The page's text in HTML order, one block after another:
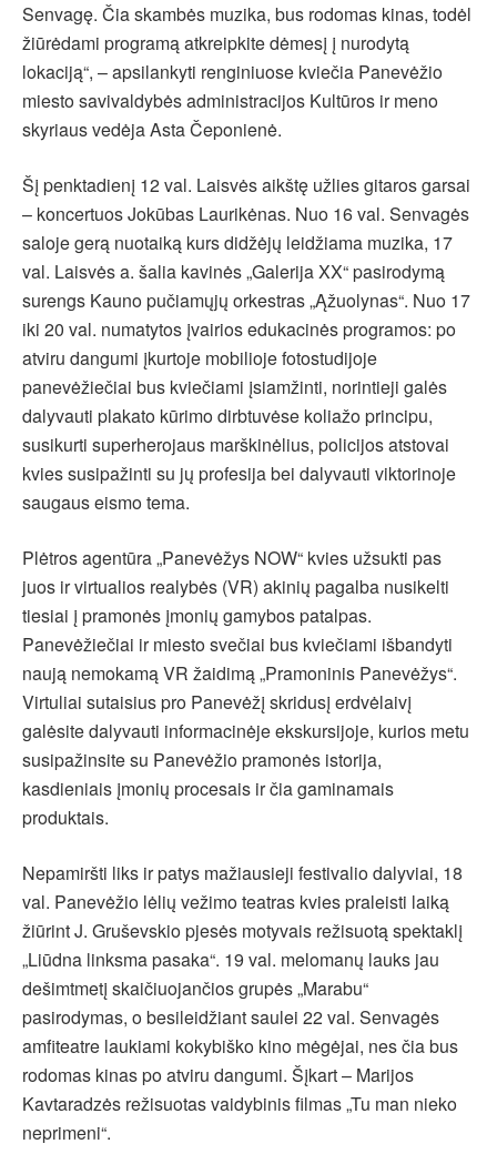
Senvagę. Čia skambės muzika, bus rodomas kinas, todėl
žiūrėdami programą atkreipkite dėmesį į nurodytą
lokaciją“, – apsilankyti renginiuose kviečia Panevėžio
miesto savivaldybės administracijos Kultūros ir meno
skyriaus vedėja Asta Čeponienė.
Šį penktadienį 12 val. Laisvės aikštę užlies gitaros garsai
– koncertuos Jokūbas Laurikėnas. Nuo 16 val. Senvagės
saloje gerą nuotaiką kurs didžėjų leidžiama muzika, 17
val. Laisvės a. šalia kavinės „Galerija XX“ pasirodymą
surengs Kauno pučiamųjų orkestras „Ąžuolynas“. Nuo 17
iki 20 val. numatytos įvairios edukacinės programos: po
atviru dangumi įkurtoje mobilioje fotostudijoje
panevėžiečiai bus kviečiami įsiamžinti, norintieji galės
dalyvauti plakato kūrimo dirbtuvėse koliažo principu,
susikurti superherojaus marškinėlius, policijos atstovai
kvies susipažinti su jų profesija bei dalyvauti viktorinoje
saugaus eismo tema.
Plėtros agentūra „Panevėžys NOW“ kvies užsukti pas
juos ir virtualios realybės (VR) akinių pagalba nusikelti
tiesiai į pramonės įmonių gamybos patalpas.
Panevėžiečiai ir miesto svečiai bus kviečiami išbandyti
naują nemokamą VR žaidimą „Pramoninis Panevėžys“.
Virtuliai sutaisius pro Panevėžį skridusį erdvėlaivį
galėsite dalyvauti informacinėje ekskursijoje, kurios metu
susipažinsite su Panevėžio pramonės istorija,
kasdieniais įmonių procesais ir čia gaminamais
produktais.
Nepamiršti liks ir patys mažiausieji festivalio dalyviai, 18
val. Panevėžio lėlių vežimo teatras kvies praleisti laiką
žiūrint J. Gruševskio pjesės motyvais režisuotą spektaklį
„Liūdna linksma pasaka“. 19 val. melomanų lauks jau
dešimtmetį skaičiuojančios grupės „Marabu“
pasirodymas, o besileidžiant saulei 22 val. Senvagės
amfiteatre laukiami kokybiško kino mėgėjai, nes čia bus
rodomas kinas po atviru dangumi. Šįkart – Marijos
Kavtaradzės režisuotas vaidybinis filmas „Tu man nieko
neprimeni“.